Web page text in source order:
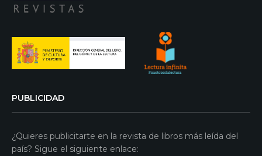
PUBLICIDAD
¿Quieres publicitarte en la revista de libros más leída del
país? Sigue el siguiente enlace: